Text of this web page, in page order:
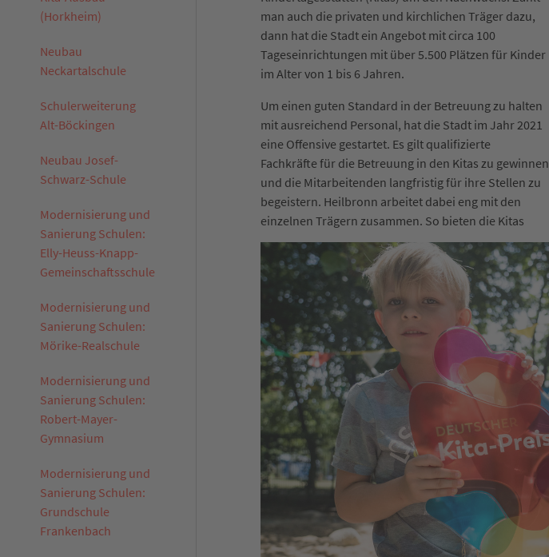
(Horkheim)
Neubau
Neckartalschule
Schulerweiterung
Alt-Böckingen
Neubau Josef-
Schwarz-Schule
Modernisierung und
Sanierung Schulen:
Elly-Heuss-Knapp-
Gemeinschaftsschule
Modernisierung und
Sanierung Schulen:
Mörike-Realschule
Modernisierung und
Sanierung Schulen:
Robert-Mayer-
Gymnasium
Modernisierung und
Sanierung Schulen:
Grundschule
Frankenbach
man auch die privaten und kirchlichen Träger dazu,
dann hat die Stadt ein Angebot mit circa 100
Tageseinrichtungen mit über 5.500 Plätzen für Kinder
im Alter von 1 bis 6 Jahren.
Um einen guten Standard in der Betreuung zu halten
mit ausreichend Personal, hat die Stadt im Jahr 2021
eine Offensive gestartet. Es gilt qualifizierte
Fachkräfte für die Betreuung in den Kitas zu gewinnen
und die Mitarbeitenden langfristig für ihre Stellen zu
begeistern. Heilbronn arbeitet dabei eng mit den
einzelnen Trägern zusammen. So bieten die Kitas